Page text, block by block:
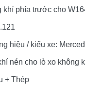
khí phía trước cho
hiệu / kiểu xe:
nén cho lò xo
+ Thép